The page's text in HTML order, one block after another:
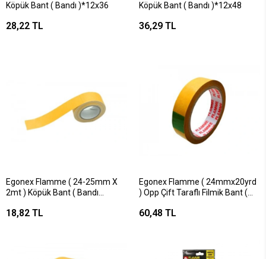
Köpük Bant ( Bandı )*12x36
28,22 TL
Köpük Bant ( Bandı )*12x48
36,29 TL
Egonex Flamme ( 24-25mm X
2mt ) Köpük Bant ( Bandı
18,82 TL
Egonex Flamme ( 24mmx20yrd
) Opp Çift Taraflı Filmik Bant (
60,48 TL